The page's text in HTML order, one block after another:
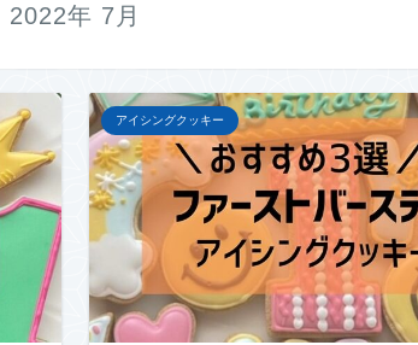
2022年 7月
アイシングクッキー